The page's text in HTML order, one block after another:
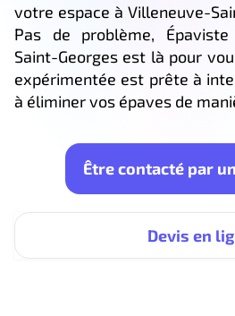
votre espace à Villeneuve-
Pas de problème,
Saint-Georges est là pour
expérimentée est prête à
à éliminer vos épaves de
Être contacté par
Devis en